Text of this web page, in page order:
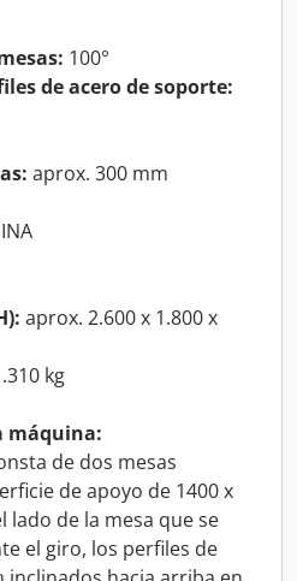
100°
de acero de soporte:
aprox. 300 mm
aprox. 2.600 x 1.800 x
kg
máquina:
de dos mesas
de apoyo de 1400 x
lado de la mesa que se
el giro, los perfiles de